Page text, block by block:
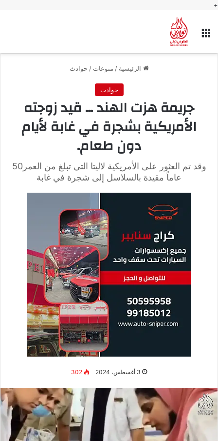
+
القائمة
الرئيسية / منوعات / حوادث
حوادث
جريمة هزت الهند … قيد زوجته
الأمريكية بشجرة في غابة لأيام
دون طعام.
وقد تم العثور على الأمريكية لاليتا التي تبلغ من العمر50
عاماً مقيدة بالسلاسل إلى شجرة في غابة
3 أغسطس، 2024 302